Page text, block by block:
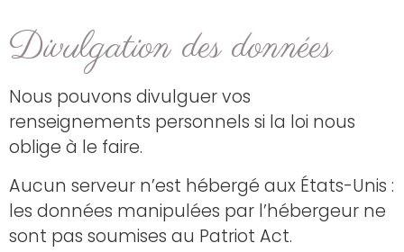
Divulgation des données
Nous pouvons divulguer vos
renseignements personnels si la loi nous
oblige à le faire.
Aucun serveur n’est hébergé aux États-Unis :
les données manipulées par l’hébergeur ne
sont pas soumises au Patriot Act.